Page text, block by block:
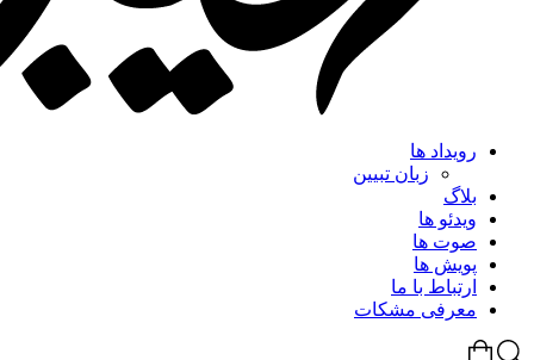
رویداد ها
زبان تبیین
بلاگ
ویدئو ها
صوت ها
پویش ها
ارتباط با ما
معرفی مشکات